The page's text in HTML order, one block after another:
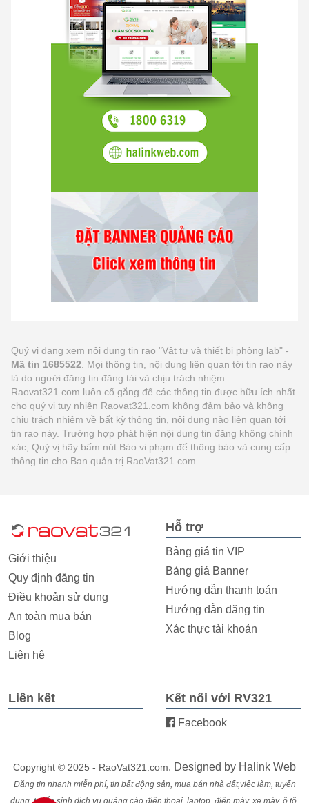
Quý vị đang xem nội dung tin rao "Vật tư và thiết bị phòng lab" -
Mã tin 1685522 . Mọi thông tin, nội dung liên quan tới tin rao này
là do người đăng tin đăng tải và chịu trách nhiệm.
Raovat321.com luôn cố gắng để các thông tin được hữu ích nhất
cho quý vị tuy nhiên Raovat321.com không đảm bảo và không
chịu trách nhiệm về bất kỳ thông tin, nội dung nào liên quan tới
tin rao này. Trường hợp phát hiện nội dung tin đăng không chính
xác, Quý vị hãy bấm nút Báo vi phạm để thông báo và cung cấp
thông tin cho Ban quản trị RaoVat321.com.
Giới thiệu
Quy định đăng tin
Điều khoản sử dụng
An toàn mua bán
Blog
Liên hệ
Hỗ trợ
Bảng giá tin VIP
Bảng giá Banner
Hướng dẫn thanh toán
Hướng dẫn đăng tin
Xác thực tài khoản
Liên kết Kết nối với RV321
Facebook
Copyright © 2025 - RaoVat321.com. Designed by Halink Web
Đăng tin nhanh miễn phí, tin bất động sản, mua bán nhà đất,việc làm, tuyển
dụng, tuyển sinh,dịch vụ,quảng cáo,điện thoại, laptop, điện máy, xe máy, ô tô,